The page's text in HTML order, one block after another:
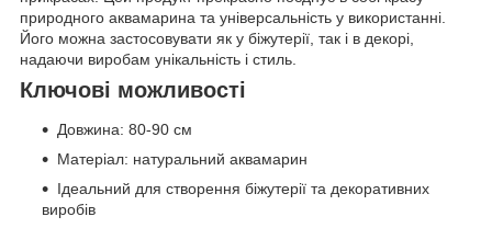
природного аквамарина та універсальність у використанні.
Його можна застосовувати як у біжутерії, так і в декорі,
надаючи виробам унікальність і стиль.
Ключові можливості
Довжина: 80-90 см
Матеріал: натуральний аквамарин
Ідеальний для створення біжутерії та декоративних
виробів